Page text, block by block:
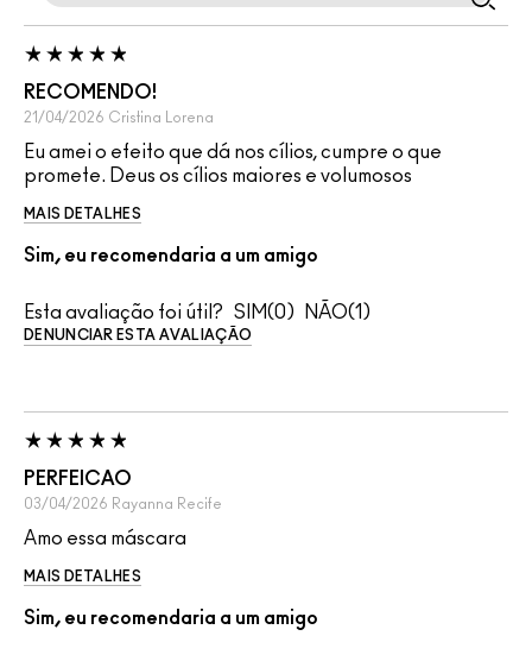
RECOMENDO!
21/04/2026 Cristina Lorena
Eu amei o efeito que dá nos cílios, cumpre o que
promete. Deus os cílios maiores e volumosos
MAIS DETALHES
Sim, eu recomendaria a um amigo
Esta avaliação foi útil? 0 1
DENUNCIAR ESTA AVALIAÇÃO
PERFEICAO
03/04/2026 Rayanna Recife
Amo essa máscara
MAIS DETALHES
Sim, eu recomendaria a um amigo